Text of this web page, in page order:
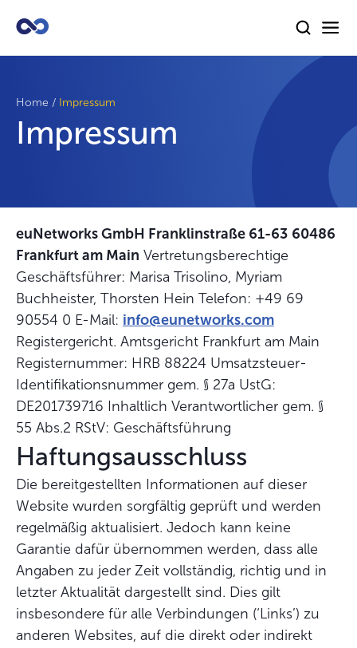
Home / Impressum
Impressum
euNetworks GmbH Franklinstraße 61-63 60486
Frankfurt am Main Vertretungsberechtige
Geschäftsführer: Marisa Trisolino, Myriam
Buchheister, Thorsten Hein Telefon: +49 69
90554 0 E-Mail: info@eunetworks.com
Registergericht. Amtsgericht Frankfurt am Main
Registernummer: HRB 88224 Umsatzsteuer-
Identifikationsnummer gem. § 27a UstG:
DE201739716 Inhaltlich Verantwortlicher gem. §
55 Abs.2 RStV: Geschäftsführung
Haftungsausschluss
Die bereitgestellten Informationen auf dieser
Website wurden sorgfältig geprüft und werden
regelmäßig aktualisiert. Jedoch kann keine
Garantie dafür übernommen werden, dass alle
Angaben zu jeder Zeit vollständig, richtig und in
letzter Aktualität dargestellt sind. Dies gilt
insbesondere für alle Verbindungen (‘Links’) zu
anderen Websites, auf die direkt oder indirekt